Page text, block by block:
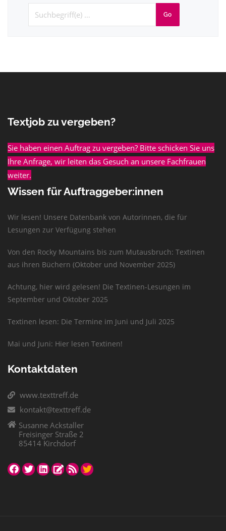
Go
Textjob zu vergeben?
Sie haben einen Auftrag zu vergeben? Bitte schicken Sie uns
Ihre Anfrage, wir leiten das Gesuch an unsere Fachfrauen
weiter.
Wissen für Auftraggeber:innen
Wir lesen! Unsere Datenbank von Autorinnen, die für
Lesungen zur Verfügung stehen
Von den Rocky Mountains bis zum Mutausbruch: Textinen
aus ihren Büchern (Oktober und November 2025)
Achtung, hier wird gelesen! Die Textinen-Lesungen im
September und Oktober 2025
Textinen lesen: Die Termine im Juni und Juli 2025
Mai und Juni: Hier lesen Textinen!
Kontaktdaten
www.texttreff.de
kontakt@texttreff.de
Susanne Ackstaller
Freisinger Straße 2
85414 Kirchdorf